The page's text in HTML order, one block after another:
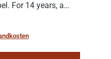
For 14 years, a
undertook
and